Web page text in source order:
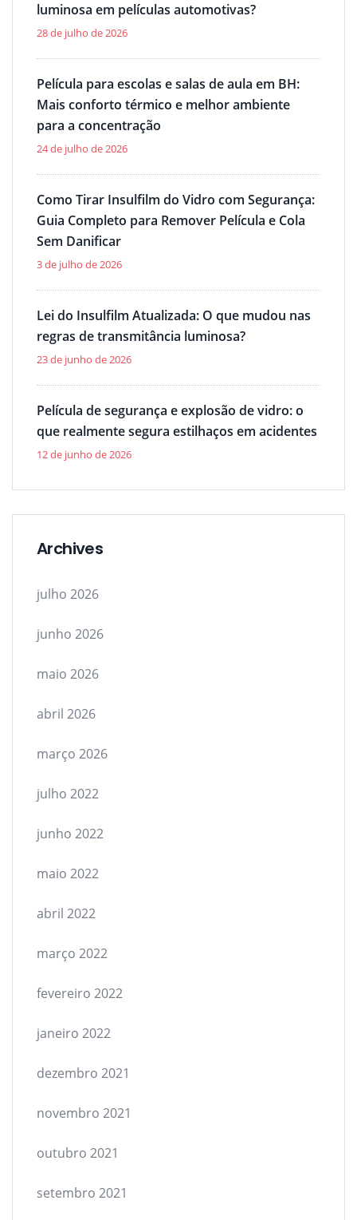
luminosa em películas automotivas?
28 de julho de 2026
Película para escolas e salas de aula em BH:
Mais conforto térmico e melhor ambiente
para a concentração
24 de julho de 2026
Como Tirar Insulfilm do Vidro com Segurança:
Guia Completo para Remover Película e Cola
Sem Danificar
3 de julho de 2026
Lei do Insulfilm Atualizada: O que mudou nas
regras de transmitância luminosa?
23 de junho de 2026
Película de segurança e explosão de vidro: o
que realmente segura estilhaços em acidentes
12 de junho de 2026
Archives
julho 2026
junho 2026
maio 2026
abril 2026
março 2026
julho 2022
junho 2022
maio 2022
abril 2022
março 2022
fevereiro 2022
janeiro 2022
dezembro 2021
novembro 2021
outubro 2021
setembro 2021